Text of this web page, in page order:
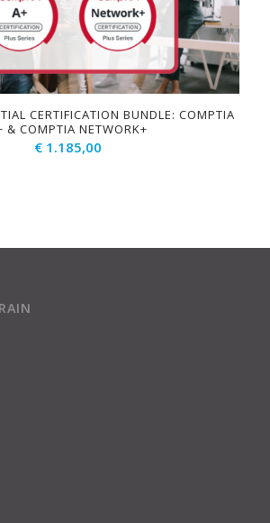
CERTIFICATION BUNDLE: COMPTIA
& COMPTIA NETWORK+
€ 1.185,00